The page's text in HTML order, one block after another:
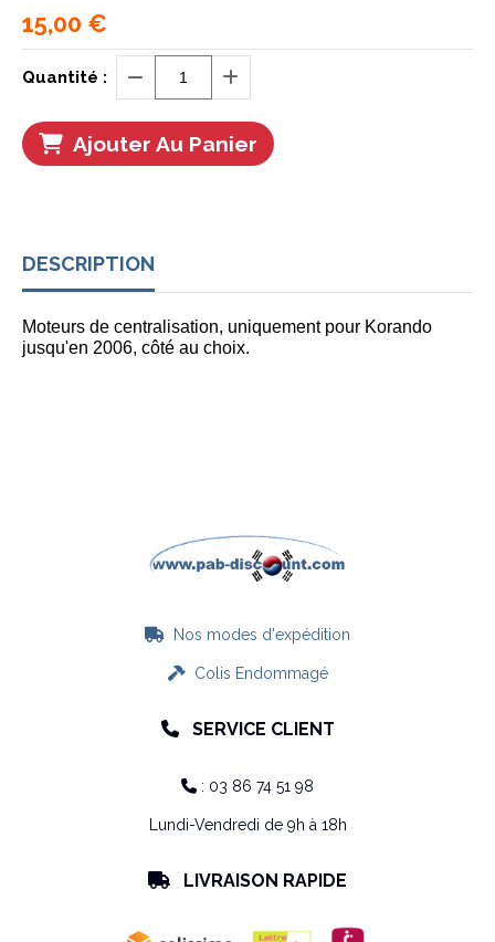
15,00 €
Quantité :
Ajouter Au Panier
DESCRIPTION
Moteurs de centralisation, uniquement pour Korando
jusqu'en 2006, côté au choix.
 Nos modes d'expédition
Colis Endommagé
 SERVICE CLIENT
 : 03 86 74 51 98
Lundi-Vendredi de 9h à 18h
 LIVRAISON RAPIDE